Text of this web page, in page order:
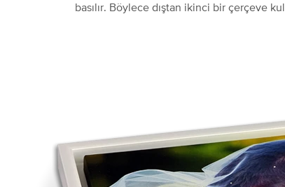
basılır. Böylece dıştan ikinci bir çerçeve